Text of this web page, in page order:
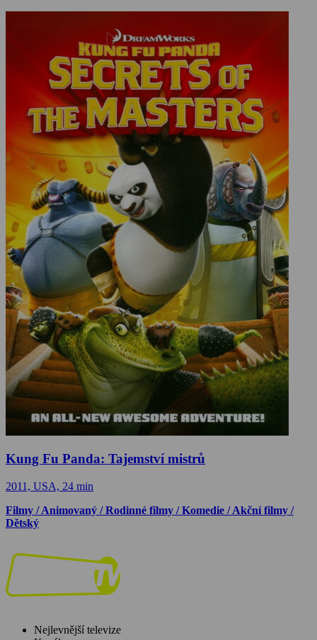
Kung Fu Panda: Tajemství mistrů
2011, USA, 24 min
Filmy / Animovaný / Rodinné filmy / Komedie / Akční filmy /
Dětský
Nejlevnější televize